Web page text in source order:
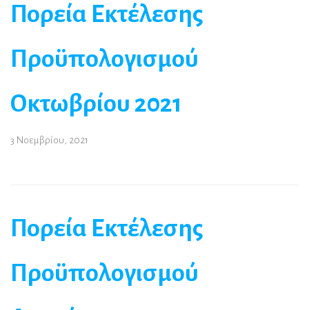
Πορεία Εκτέλεσης
Προϋπολογισμού
Οκτωβρίου 2021
3 Νοεμβρίου, 2021
Πορεία Εκτέλεσης
Προϋπολογισμού